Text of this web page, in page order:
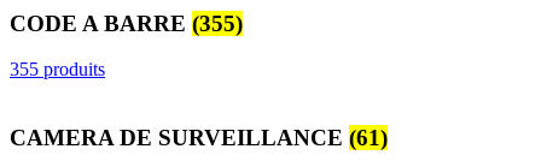
CODE A BARRE (355)
355 produits
CAMERA DE SURVEILLANCE (61)